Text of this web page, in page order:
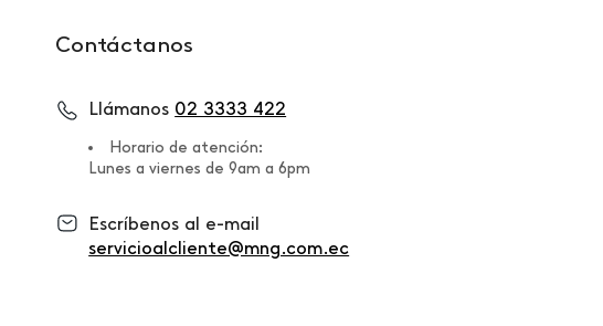
Contáctanos
Llámanos 02 3333 422
Horario de atención:
Lunes a viernes de 9am a 6pm
Escríbenos al e-mail
servicioalcliente@mng.com.ec